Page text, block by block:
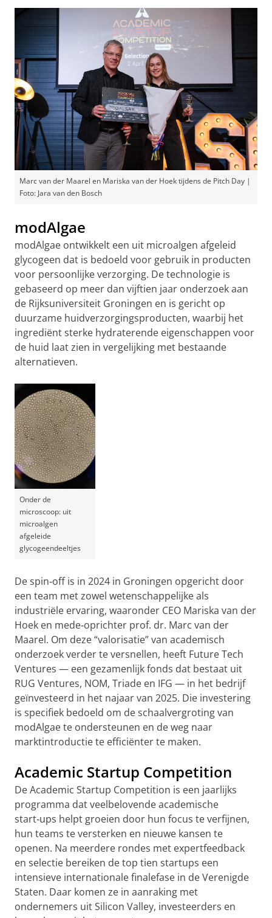
Marc van der Maarel en Mariska van der Hoek tijdens de Pitch Day |
Foto: Jara van den Bosch
modAlgae
modAlgae ontwikkelt een uit microalgen afgeleid
glycogeen dat is bedoeld voor gebruik in producten
voor persoonlijke verzorging. De technologie is
gebaseerd op meer dan vijftien jaar onderzoek aan
de Rijksuniversiteit Groningen en is gericht op
duurzame huidverzorgingsproducten, waarbij het
ingrediënt sterke hydraterende eigenschappen voor
de huid laat zien in vergelijking met bestaande
alternatieven.
Onder de
microscoop: uit
microalgen
afgeleide
glycogeendeeltjes
De spin‑off is in 2024 in Groningen opgericht door
een team met zowel wetenschappelijke als
industriële ervaring, waaronder CEO Mariska van der
Hoek en mede‑oprichter prof. dr. Marc van der
Maarel. Om deze “valorisatie” van academisch
onderzoek verder te versnellen, heeft Future Tech
Ventures — een gezamenlijk fonds dat bestaat uit
RUG Ventures, NOM, Triade en IFG — in het bedrijf
geïnvesteerd in het najaar van 2025. Die investering
is specifiek bedoeld om de schaalvergroting van
modAlgae te ondersteunen en de weg naar
marktintroductie te efficiënter te maken.
Academic Startup Competition
De Academic Startup Competition is een jaarlijks
programma dat veelbelovende academische
start‑ups helpt groeien door hun focus te verfijnen,
hun teams te versterken en nieuwe kansen te
openen. Na meerdere rondes met expertfeedback
en selectie bereiken de top tien startups een
intensieve internationale finalefase in de Verenigde
Staten. Daar komen ze in aanraking met
ondernemers uit Silicon Valley, investeerders en